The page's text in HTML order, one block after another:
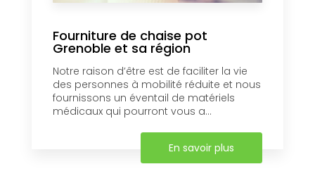
Fourniture de chaise pot
Grenoble et sa région
Notre raison d’être est de faciliter la vie
des personnes à mobilité réduite et nous
fournissons un éventail de matériels
médicaux qui pourront vous a...
En savoir plus